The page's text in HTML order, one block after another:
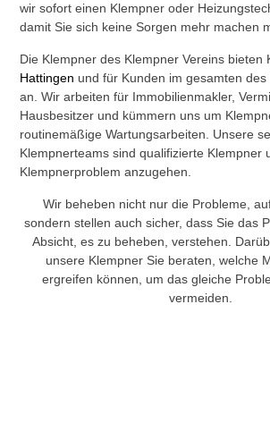
wir sofort einen Klempner oder
damit Sie sich keine Sorgen mehr machen
Die Klempner des Klempner Vereins bieten
Hattingen und für Kunden im gesamten
an. Wir arbeiten für Immobilienmakler,
Hausbesitzer und kümmern uns um
routinemäßige Wartungsarbeiten. Unsere
Klempnerteams sind qualifizierte Klempner
Klempnerproblem anzugehen.
Wir beheben nicht nur die Probleme,
sondern stellen auch sicher, dass Sie das
Absicht, es zu beheben, verstehen.
unsere Klempner Sie beraten, welche
ergreifen können, um das gleiche
vermeiden.